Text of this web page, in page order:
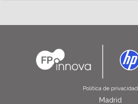
Política de privacidad
Madrid